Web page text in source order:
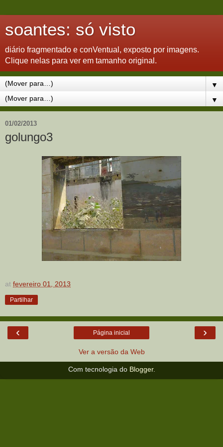
soantes: só visto
diário fragmentado e conVentual, exposto por imagens.
Clique nelas para ver em tamanho original.
▼
▼
01/02/2013
golungo3
at fevereiro 01, 2013
Partilhar
‹ ›
Página inicial
Ver a versão da Web
Com tecnologia do Blogger.